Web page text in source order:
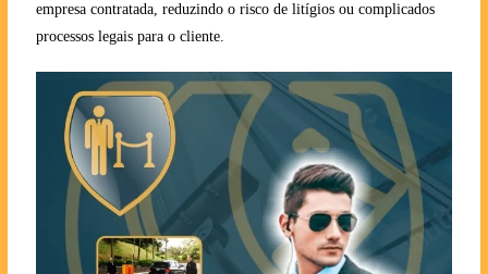
empresa contratada, reduzindo o risco de litígios ou complicados
processos legais para o cliente.